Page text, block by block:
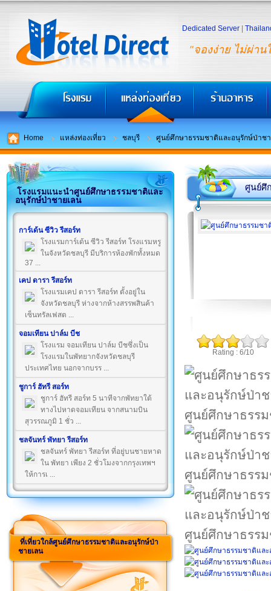
"จองง่าย ไม่ผ่าน
Dedicated Server
Home แหล่งท่องเที่ยว ชลบุรี ศูนย์ศึกษาธรรมชาติและอนุรักษ์ป่าชา
โรงแรมแนะนำศูนย์ศึกษาธรรมชาติและ
อนุรักษ์ป่าชายเลน
การ์เด้น ซีวิว รีสอร์ท
โรงแรมการ์เด้น ซีวิว รีสอร์ท โรงแรมหรู
ในจังหวัดชลบุรี มีบริการห้องพักทั้งหมด
37 ...
เคป ดารา รีสอร์ท
โรงแรมเคป ดารา รีสอร์ท ตั้งอยู่ใน
จังหวัดชลบุรี ห่างจากห้างสรรพสินค้า
เซ็นทรัลเฟสต ...
จอมเทียน ปาล์ม บีช
โรงแรม จอมเทียน ปาล์ม บีชซึ่งเป็น
โรงแรมในพัทยากจังหวัดชลบุรี
ประเทศไทย นอกจากบรร ...
ชูการ์ ฮัทรี สอร์ท
ชูการ์ ฮัทรี สอร์ท 5 นาทีจากพัทยาใต้
ทางไปหาดจอมเทียน จากสนามบิน
สุวรรณภูมิ 1 ชั่ว ...
ชลจันทร์ พัทยา รีสอร์ท
ชลจันทร์ พัทยา รีสอร์ท ที่อยู่บนชายหาด
ใน พัทยา เพียง 2 ชั่วโมงจากกรุงเทพฯ
ให้การเ ...
ที่เที่ยวใกล้ศูนย์ศึกษาธรรมชาติและอนุรักษ์ป่า
ชายเลน
ศูนย์ศึ
Rating : 6/10
ศูนย์ศึกษาธรร
ศูนย์ศึกษาธรร
ศูนย์ศึกษาธรร